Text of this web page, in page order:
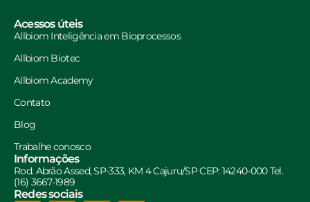
Acessos úteis
Allbiom Inteligência em Bioprocessos
Allbiom Biotec
Allbiom Academy
Contato
Blog
Trabalhe conosco
Informações
Rod. Abrão Assed, SP-333, KM 4 Cajuru/SP CEP: 14240-000 Tel.
(16) 3667-1989
Redes sociais